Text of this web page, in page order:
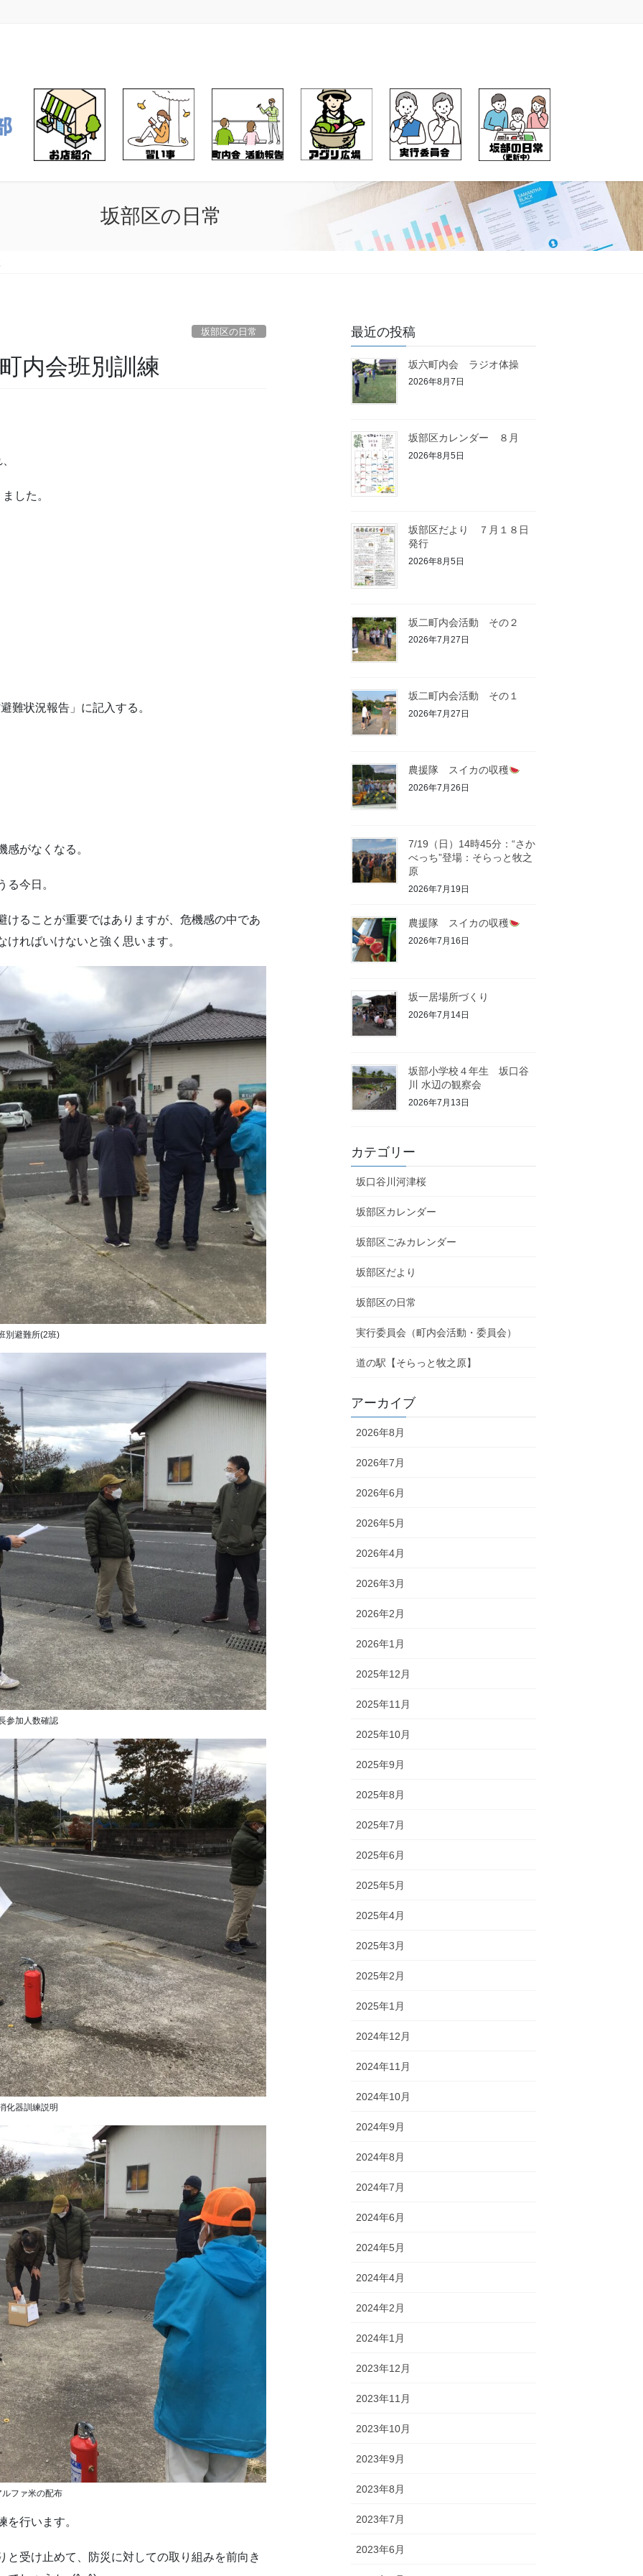
坂部区の日常
坂部区の日常
内会班別訓練
した。
難状況報告」に記入する。
感がなくなる。
る今日。
けることが重要ではありますが、危機感の中であ
ればいけないと強く思います。
別避難所(2班)
参加人数確認
化器訓練説明
ルファ米の配布
を行います。
受け止めて、防災に対しての取り組みを前向き
最近の投稿
坂六町内会 ラジオ体操
2026年8月7日
坂部区カレンダー ８月
2026年8月5日
坂部区だより ７月１８日
発行
2026年8月5日
坂二町内会活動 その２
2026年7月27日
坂二町内会活動 その１
2026年7月27日
農援隊 スイカの収穫
2026年7月26日
7/19（日）14時45分：“さか
べっち”登場：そらっと牧之
原
2026年7月19日
農援隊 スイカの収穫
2026年7月16日
坂一居場所づくり
2026年7月14日
坂部小学校４年生 坂口谷
川 水辺の観察会
2026年7月13日
カテゴリー
坂口谷川河津桜
坂部区カレンダー
坂部区ごみカレンダー
坂部区だより
坂部区の日常
実行委員会（町内会活動・委員会）
道の駅【そらっと牧之原】
アーカイブ
2026年8月
2026年7月
2026年6月
2026年5月
2026年4月
2026年3月
2026年2月
2026年1月
2025年12月
2025年11月
2025年10月
2025年9月
2025年8月
2025年7月
2025年6月
2025年5月
2025年4月
2025年3月
2025年2月
2025年1月
2024年12月
2024年11月
2024年10月
2024年9月
2024年8月
2024年7月
2024年6月
2024年5月
2024年4月
2024年2月
2024年1月
2023年12月
2023年11月
2023年10月
2023年9月
2023年8月
2023年7月
2023年6月